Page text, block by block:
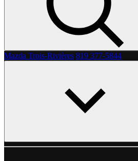
Mazda Trois-Rivières 819 377-5844